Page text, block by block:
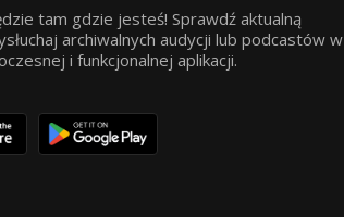
tam gdzie jesteś! Sprawdź aktualną
archiwalnych audycji lub podcastów w
i funkcjonalnej aplikacji.